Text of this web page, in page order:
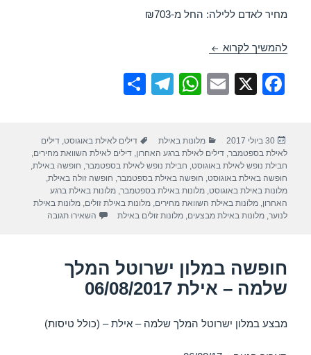
מחיר לאדם ללילה: החל מ-₪703
להמשיך לקרוא חופשה במלון ישרוטל המלך שלמה – אילת 03/08/2017
F
e
b
o
o
X
E
W
s
A
p
p
T
gr
a
m
e
פורסם
בתאריך
30 ביולי 2017 קטגוריות
מלונות באילת תגיות
דילים לאילת באוגוסט,דילים
לאילת בספטמבר,דילים לאילת ברגע האחרון,דילים לאילת השוואת מחירים,
חבילת נופש לאילת באוגוסט, חבילת נופש לאילת בספטמבר, חופשה באילת,
חופשה באילת באוגוסט, חופשה באילת בספטמבר, חופשה זולה באילת,
מלונות באילת באוגוסט,מלונות באילת בספטמבר,מלונות באילת ברגע
האחרון,מלונות באילת השוואת מחירים,מלונות באילת זולים,מלונות באילת
לנוער,מלונות באילת מבצעים,מלונות זולים באילת השאירו תגובה
חופשה במלון ישרוטל המלך
שלמה – אילת 06/08/2017
מבצע במלון ישרוטל המלך שלמה – אילת – (כולל טיסות)